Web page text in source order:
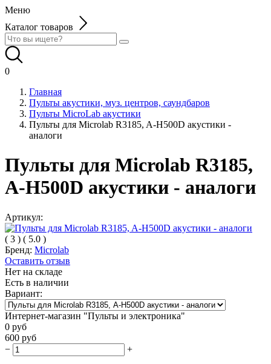
Меню
Каталог товаров
0
Главная
Пульты акустики, муз. центров, саундбаров
Пульты MicroLab акустики
Пульты для Microlab R3185, A-H500D акустики -
аналоги
Пульты для Microlab R3185,
A-H500D акустики - аналоги
Артикул:
( 3 ) ( 5.0 )
Бренд: Microlab
Оставить отзыв
Нет на складе
Есть в наличии
Вариант:
Интернет-магазин "Пульты и электроника"
0 руб
600 руб
−
+